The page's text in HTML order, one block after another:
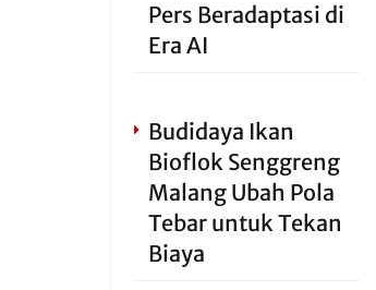
Pers Beradaptasi di
Era AI
Budidaya Ikan
Bioflok Senggreng
Malang Ubah Pola
Tebar untuk Tekan
Biaya